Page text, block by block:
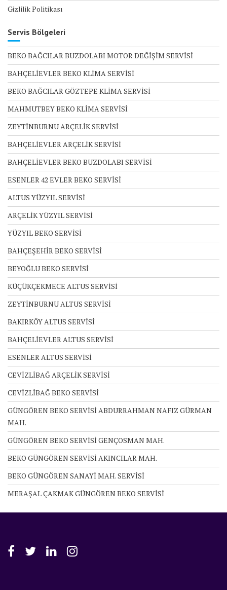
Gizlilik Politikası
Servis Bölgeleri
BEKO BAĞCILAR BUZDOLABI MOTOR DEĞİŞİM SERVİSİ
BAHÇELİEVLER BEKO KLİMA SERVİSİ
BEKO BAĞCILAR GÖZTEPE KLİMA SERVİSİ
MAHMUTBEY BEKO KLİMA SERVİSİ
ZEYTİNBURNU ARÇELİK SERVİSİ
BAHÇELİEVLER ARÇELİK SERVİSİ
BAHÇELİEVLER BEKO BUZDOLABI SERVİSİ
ESENLER 42 EVLER BEKO SERVİSİ
ALTUS YÜZYIL SERVİSİ
ARÇELİK YÜZYIL SERVİSİ
YÜZYIL BEKO SERVİSİ
BAHÇEŞEHİR BEKO SERVİSİ
BEYOĞLU BEKO SERVİSİ
KÜÇÜKÇEKMECE ALTUS SERVİSİ
ZEYTİNBURNU ALTUS SERVİSİ
BAKIRKÖY ALTUS SERVİSİ
BAHÇELİEVLER ALTUS SERVİSİ
ESENLER ALTUS SERVİSİ
CEVİZLİBAĞ ARÇELİK SERVİSİ
CEVİZLİBAĞ BEKO SERVİSİ
GÜNGÖREN BEKO SERVİSİ ABDURRAHMAN NAFIZ GÜRMAN
MAH.
GÜNGÖREN BEKO SERVİSİ GENÇOSMAN MAH.
BEKO GÜNGÖREN SERVİSİ AKINCILAR MAH.
BEKO GÜNGÖREN SANAYİ MAH. SERVİSİ
MERAŞAL ÇAKMAK GÜNGÖREN BEKO SERVİSİ